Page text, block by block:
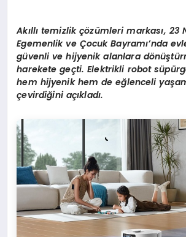
Akıllıtemizlikçözümleri markası, 23
Egemenlik ve Çocuk Bayramı’nda
güvenli ve hijyenik alanlara dönüştü
harekete geçti. Elektrikli robot süpü
hem hijyenik hem de eğlenceli yaş
çevirdiğini açıkladı.